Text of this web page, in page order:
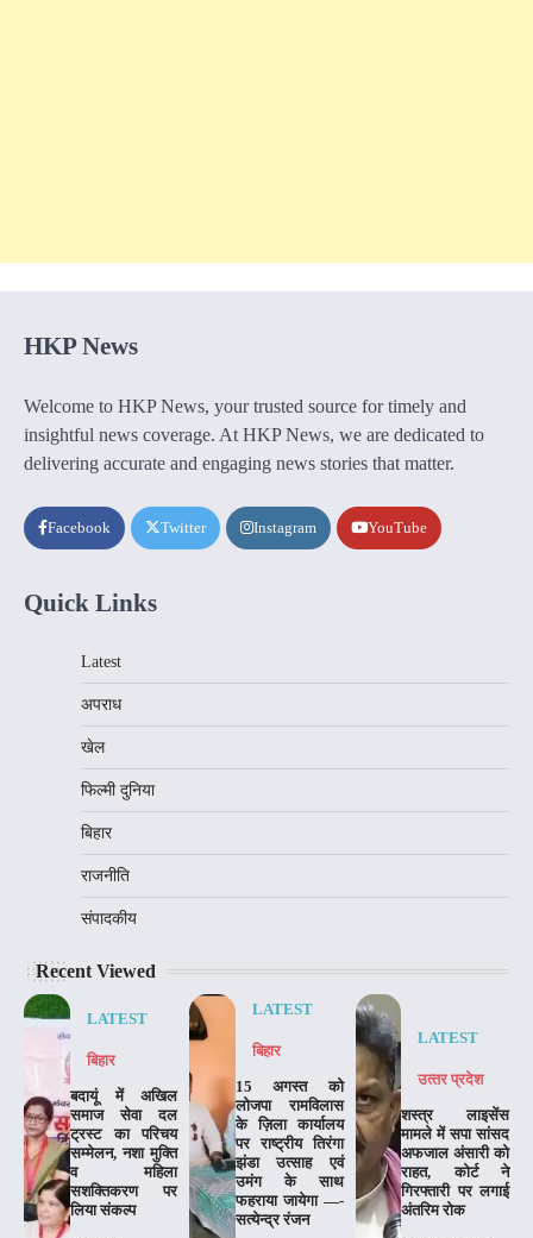
HKP News
Welcome to HKP News, your trusted source for timely and
insightful news coverage. At HKP News, we are dedicated to
delivering accurate and engaging news stories that matter.
Facebook Twitter Instagram YouTube
Quick Links
Latest
अपराध
खेल
फिल्मी दुनिया
बिहार
राजनीति
संपादकीय
Recent Viewed
LATEST
बिहार
बदायूं में अखिल
समाज सेवा दल
ट्रस्ट का परिचय
सम्मेलन, नशा मुक्ति
व महिला
सशक्तिकरण पर
लिया संकल्प
LATEST
बिहार
15 अगस्त को
लोजपा रामविलास
के ज़िला कार्यालय
पर राष्ट्रीय तिरंगा
झंडा उत्साह एवं
उमंग के साथ
फहराया जायेगा —-
सत्येन्द्र रंजन
LATEST
उत्‍तर प्रदेश
शस्त्र लाइसेंस
मामले में सपा सांसद
अफजाल अंसारी को
राहत, कोर्ट ने
गिरफ्तारी पर लगाई
अंतरिम रोक